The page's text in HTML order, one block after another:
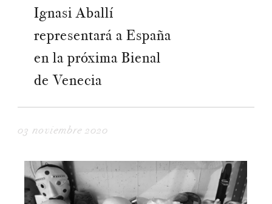
Ignasi Aballí
representará a España
en la próxima Bienal
de Venecia
03 noviembre 2020